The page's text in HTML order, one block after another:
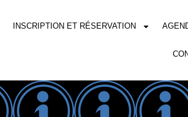
INSCRIPTION ET RÉSERVATION